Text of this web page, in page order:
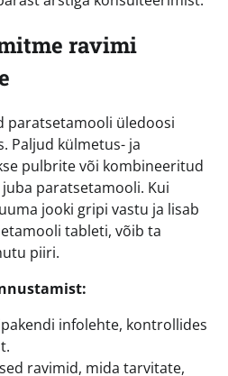
ravimi
paratsetamooli üledoosi
Paljud külmetus- ja
pulbrite või kombineeritud
paratsetamooli. Kui
jooki gripi vastu ja lisab
tableti, võib ta
piiri.
infolehte, kontrollides
ravimid, mida tarvitate,